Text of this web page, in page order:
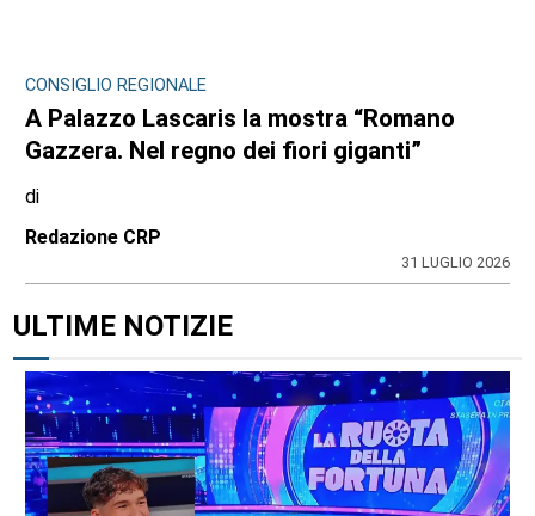
CONSIGLIO REGIONALE
A Palazzo Lascaris la mostra “Romano
Gazzera. Nel regno dei fiori giganti”
di
Redazione CRP
31 LUGLIO 2026
ULTIME NOTIZIE